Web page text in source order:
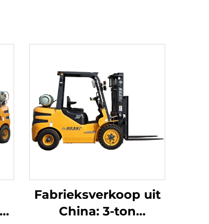
Fabrieksverkoop uit
China: 3-ton